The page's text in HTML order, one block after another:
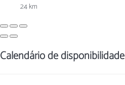
24 km
Calendário de disponibilidade